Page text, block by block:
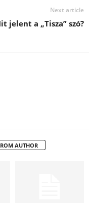
Next article
jelent a „Tisza” szó?
AUTHOR